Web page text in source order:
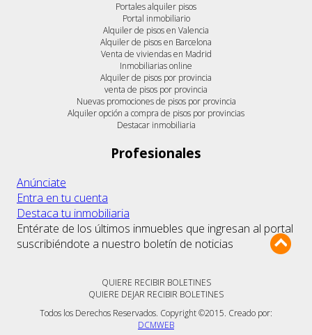
Portales alquiler pisos
Portal inmobiliario
Alquiler de pisos en Valencia
Alquiler de pisos en Barcelona
Venta de viviendas en Madrid
Inmobiliarias online
Alquiler de pisos por provincia
venta de pisos por provincia
Nuevas promociones de pisos por provincia
Alquiler opción a compra de pisos por provincias
Destacar inmobiliaria
Profesionales
Anúnciate
Entra en tu cuenta
Destaca tu inmobiliaria
Entérate de los últimos inmuebles que ingresan al portal
suscribiéndote a nuestro boletín de noticias
QUIERE RECIBIR BOLETINES
QUIERE DEJAR RECIBIR BOLETINES
Todos los Derechos Reservados. Copyright ©2015. Creado por:
DCMWEB